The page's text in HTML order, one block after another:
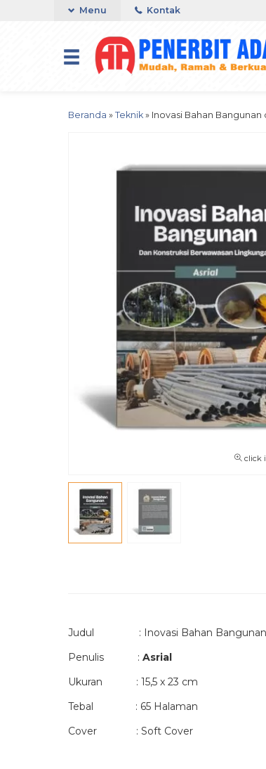
Menu Kontak
Beranda » Teknik » Inovasi Bahan
click
Judul : Inovasi Bahan Bangunan
Penulis : Asrial
Ukuran : 15,5 x 23 cm
Tebal : 65 Halaman
Cover : Soft Cover